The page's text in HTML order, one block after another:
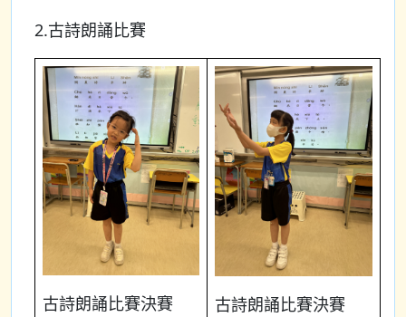
2.古詩朗誦比賽
古詩朗誦比賽決賽
古詩朗誦比賽決賽